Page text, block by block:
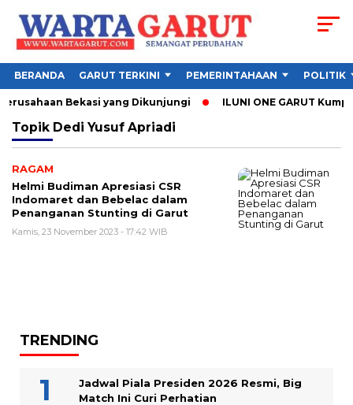
BERANDA GARUT TERKINI PEMERINTAHAAN POLITIK
Bekasi yang Dikunjungi ILUNI ONE GARUT
Topik Dedi Yusuf Apriadi
RAGAM
Helmi Budiman Apresiasi CSR
Indomaret dan Bebelac dalam
Penanganan Stunting di Garut
Kamis, 23 November 2023 - 17:42 WIB
TRENDING
Jadwal Piala Presiden 2026 Resmi, Big
Match Ini Curi Perhatian